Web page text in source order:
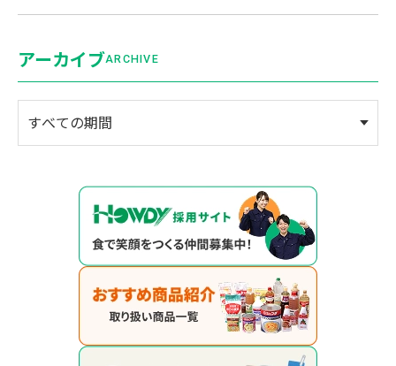
アーカイブARCHIVE